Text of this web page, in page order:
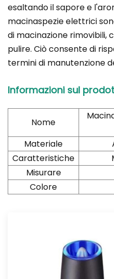
esaltando il sapore e
macinaspezie elettrici
di macinazione rimovibili,
pulire. Ciò consente di
termini di manutenzione
Informazioni sul
Nome
Materiale
Caratteristiche
Misurare
Colore